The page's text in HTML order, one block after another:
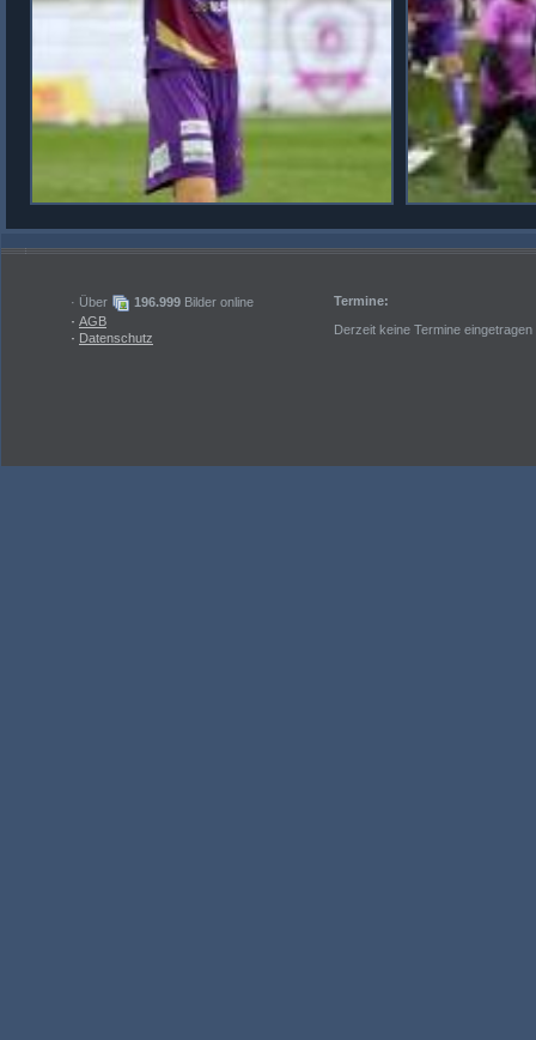
· Über 196.999 Bilder online
· AGB
· Datenschutz
Termine:
Derzeit keine Termine eingetragen